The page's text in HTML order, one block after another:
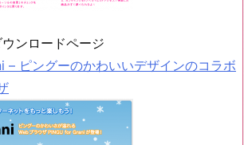
ンロードページ
– ピングーのかわいいデザインのコラボ